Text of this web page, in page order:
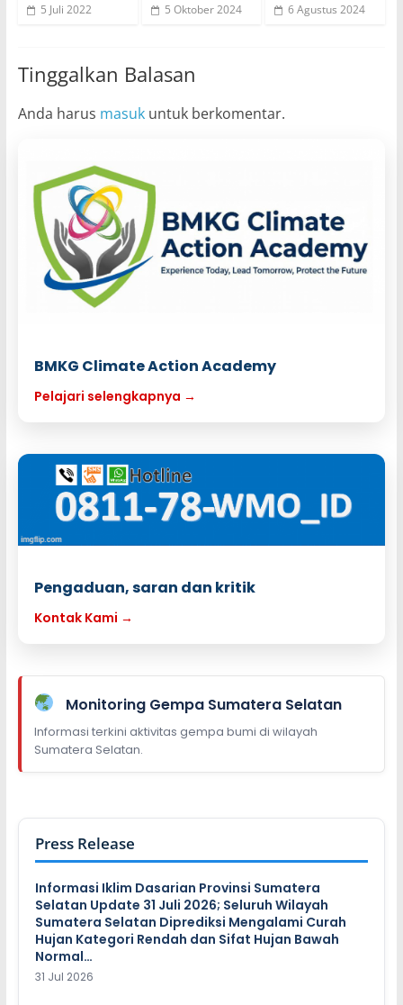
5 Juli 2022 5 Oktober 2024 6 Agustus 2024
Tinggalkan Balasan
Anda harus masukuntuk berkomentar.
BMKG Climate Action Academy
Pelajari selengkapnya →
Pengaduan, saran dan kritik
Kontak Kami →
Monitoring Gempa Sumatera Selatan
Informasi terkini aktivitas gempa bumi di wilayah
Sumatera Selatan.
Press Release
Informasi Iklim Dasarian Provinsi Sumatera
Selatan Update 31 Juli 2026; Seluruh Wilayah
Sumatera Selatan Diprediksi Mengalami Curah
Hujan Kategori Rendah dan Sifat Hujan Bawah
Normal…
31 Jul 2026